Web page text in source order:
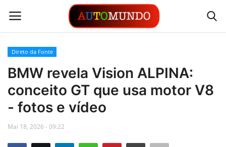
Login
Contato
Links
Busca Direta
Direto da Fonte
BMW revela Vision ALPINA:
conceito GT que usa motor V8
- fotos e vídeo
Mai 18, 2026 - 09:22